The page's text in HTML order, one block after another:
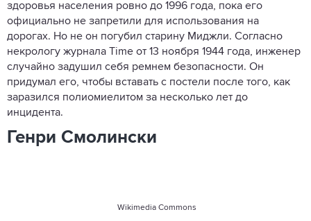
здоровья населения ровно до 1996 года, пока его
официально не запретили для использования на
дорогах. Но не он погубил старину Миджли. Согласно
некрологу журнала Time от 13 ноября 1944 года, инженер
случайно задушил себя ремнем безопасности. Он
придумал его, чтобы вставать с постели после того, как
заразился полиомиелитом за несколько лет до
инцидента.
Генри Смолински
Wikimedia Commons